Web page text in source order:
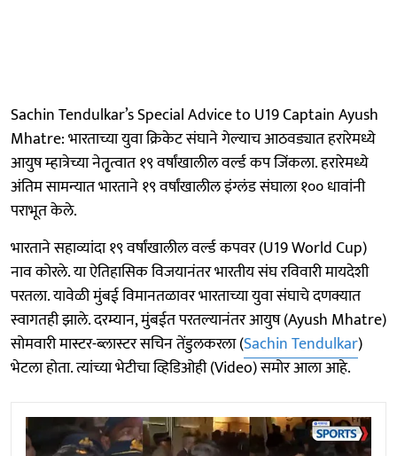
Sachin Tendulkar’s Special Advice to U19 Captain Ayush
Mhatre: भारताच्या युवा क्रिकेट संघाने गेल्याच आठवड्यात हरारेमध्ये
आयुष म्हात्रेच्या नेतृ्त्वात १९ वर्षांखालील वर्ल्ड कप जिंकला. हरारेमध्ये
अंतिम सामन्यात भारताने १९ वर्षांखालील इंग्लंड संघाला १०० धावांनी
पराभूत केले.
भारताने सहाव्यांदा १९ वर्षांखालील वर्ल्ड कपवर (U19 World Cup)
नाव कोरले. या ऐतिहासिक विजयानंतर भारतीय संघ रविवारी मायदेशी
परतला. यावेळी मुंबई विमानतळावर भारताच्या युवा संघाचे दणक्यात
स्वागतही झाले. दरम्यान, मुंबईत परतल्यानंतर आयुष (Ayush Mhatre)
सोमवारी मास्टर-ब्लास्टर सचिन तेंडुलकरला (Sachin Tendulkar)
भेटला होता. त्यांच्या भेटीचा व्हिडिओही (Video) समोर आला आहे.